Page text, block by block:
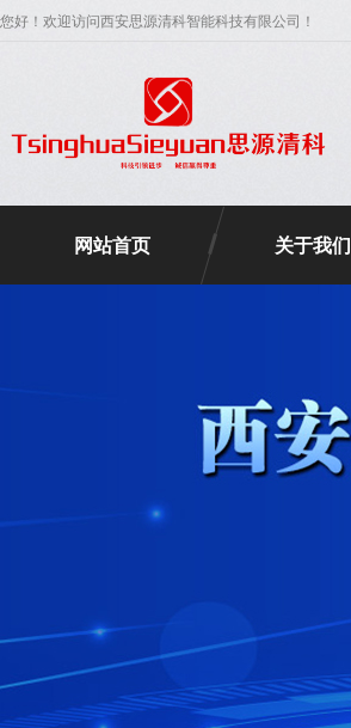
您好！欢迎访问西安思源清科智能科技有限公司！
网站首页 关于我们